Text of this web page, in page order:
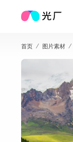
首页 图片素材